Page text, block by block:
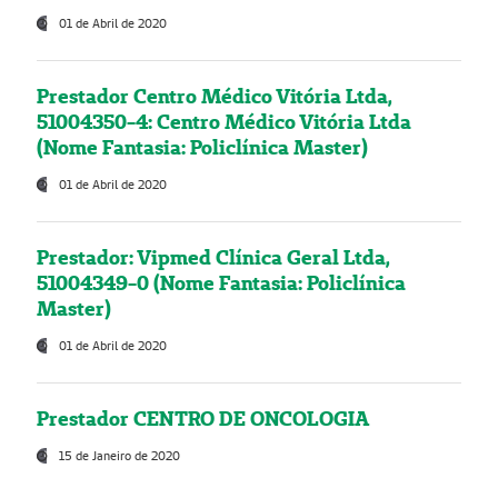
01 de Abril de 2020
Prestador Centro Médico Vitória Ltda,
51004350-4: Centro Médico Vitória Ltda
(Nome Fantasia: Policlínica Master)
01 de Abril de 2020
Prestador: Vipmed Clínica Geral Ltda,
51004349-0 (Nome Fantasia: Policlínica
Master)
01 de Abril de 2020
Prestador CENTRO DE ONCOLOGIA
15 de Janeiro de 2020